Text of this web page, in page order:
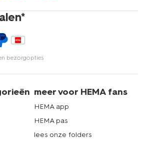
bezorgopties
meer voor HEMA fans
HEMA app
HEMA pas
lees onze folders